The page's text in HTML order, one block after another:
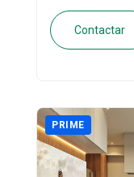
Contactar
PRIME